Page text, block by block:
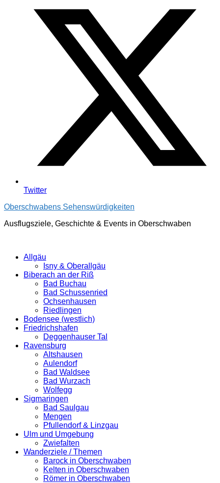
Twitter
Oberschwabens Sehenswürdigkeiten
Ausflugsziele, Geschichte & Events in Oberschwaben
Allgäu
Isny & Oberallgäu
Biberach an der Riß
Bad Buchau
Bad Schussenried
Ochsenhausen
Riedlingen
Bodensee (westlich)
Friedrichshafen
Deggenhauser Tal
Ravensburg
Altshausen
Aulendorf
Bad Waldsee
Bad Wurzach
Wolfegg
Sigmaringen
Bad Saulgau
Mengen
Pfullendorf & Linzgau
Ulm und Umgebung
Zwiefalten
Wanderziele / Themen
Barock in Oberschwaben
Kelten in Oberschwaben
Römer in Oberschwaben